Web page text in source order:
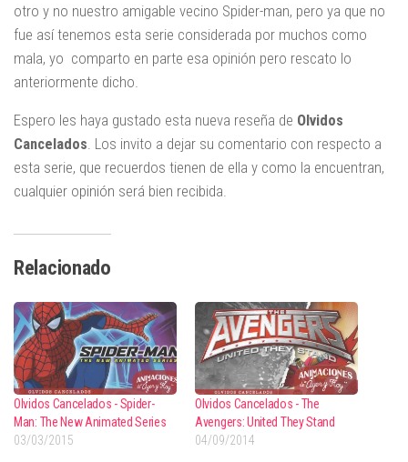
otro y no nuestro amigable vecino Spider-man, pero ya que no
fue así tenemos esta serie considerada por muchos como
mala, yo comparto en parte esa opinión pero rescato lo
anteriormente dicho.
Espero les haya gustado esta nueva reseña de Olvidos
Cancelados. Los invito a dejar su comentario con respecto a
esta serie, que recuerdos tienen de ella y como la encuentran,
cualquier opinión será bien recibida.
Relacionado
Olvidos Cancelados - Spider-
Man: The New Animated Series
03/03/2015
Olvidos Cancelados - The
Avengers: United They Stand
04/09/2014